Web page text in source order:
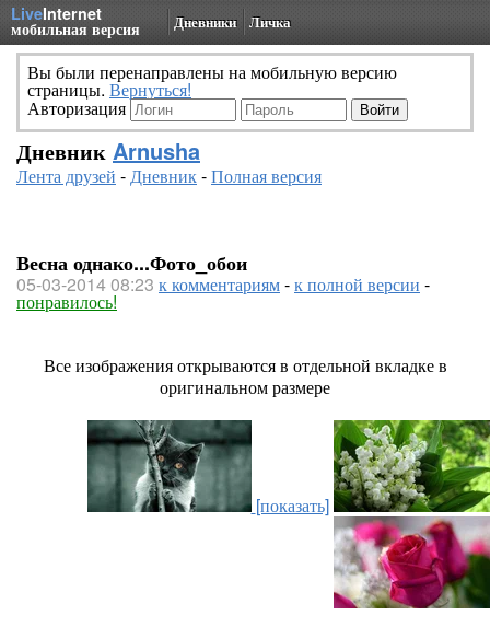
LiveInternet
мобильная версия Дневники Личка
Вы были перенаправлены на мобильную версию
страницы. Вернуться!
Авторизация
Дневник Arnusha
Лента друзей -Дневник-Полная версия
Весна однако...Фото_обои
05-03-2014 08:23 к комментариям-к полной версии -
понравилось!
Все изображения открываются в отдельной вкладке в
оригинальном размере
[показать]